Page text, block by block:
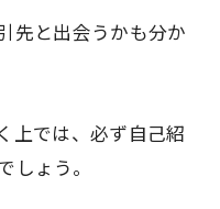
先と出会うかも分か
上では、必ず自己紹
しょう。